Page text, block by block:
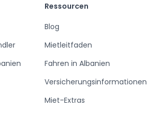
Ressourcen
Blog
Mietleitfaden
Fahren in Albanien
Versicherungsinformationen
Miet-Extras